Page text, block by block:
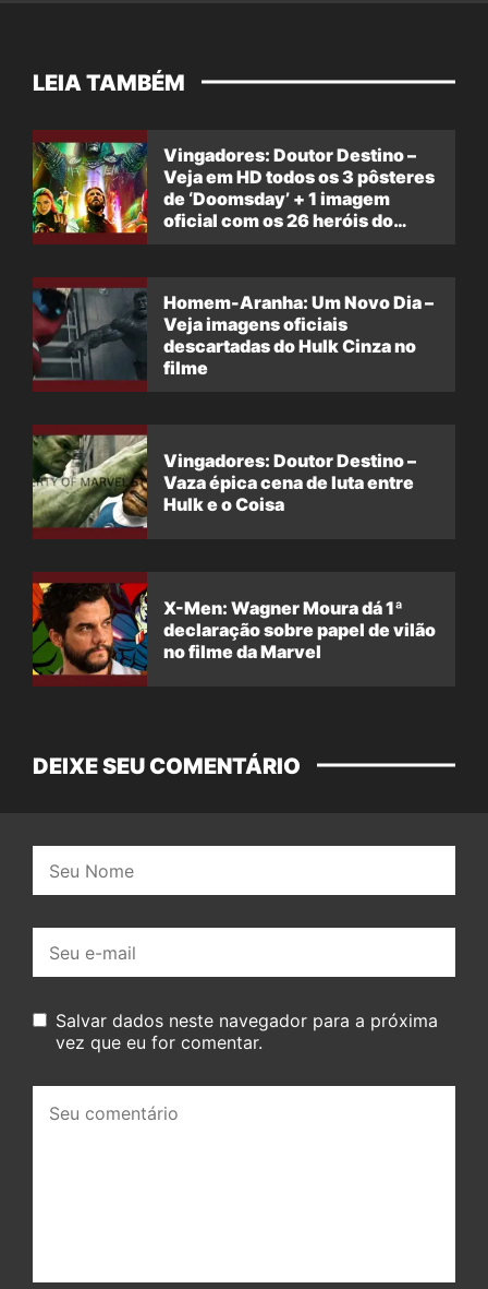
LEIA TAMBÉM
Vingadores: Doutor Destino –
Veja em HD todos os 3 pôsteres
de ‘Doomsday’ + 1 imagem
oficial com os 26 heróis do
Homem-Aranha: Um Novo Dia –
Veja imagens oficiais
descartadas do Hulk Cinza no
filme
Vingadores: Doutor Destino –
Vaza épica cena de luta entre
Hulk e o Coisa
X-Men: Wagner Moura dá 1ª
declaração sobre papel de vilão
no filme da Marvel
DEIXE SEU COMENTÁRIO
mail:
Salvar dados neste navegador para a próxima
vez que eu for comentar.
comentário: